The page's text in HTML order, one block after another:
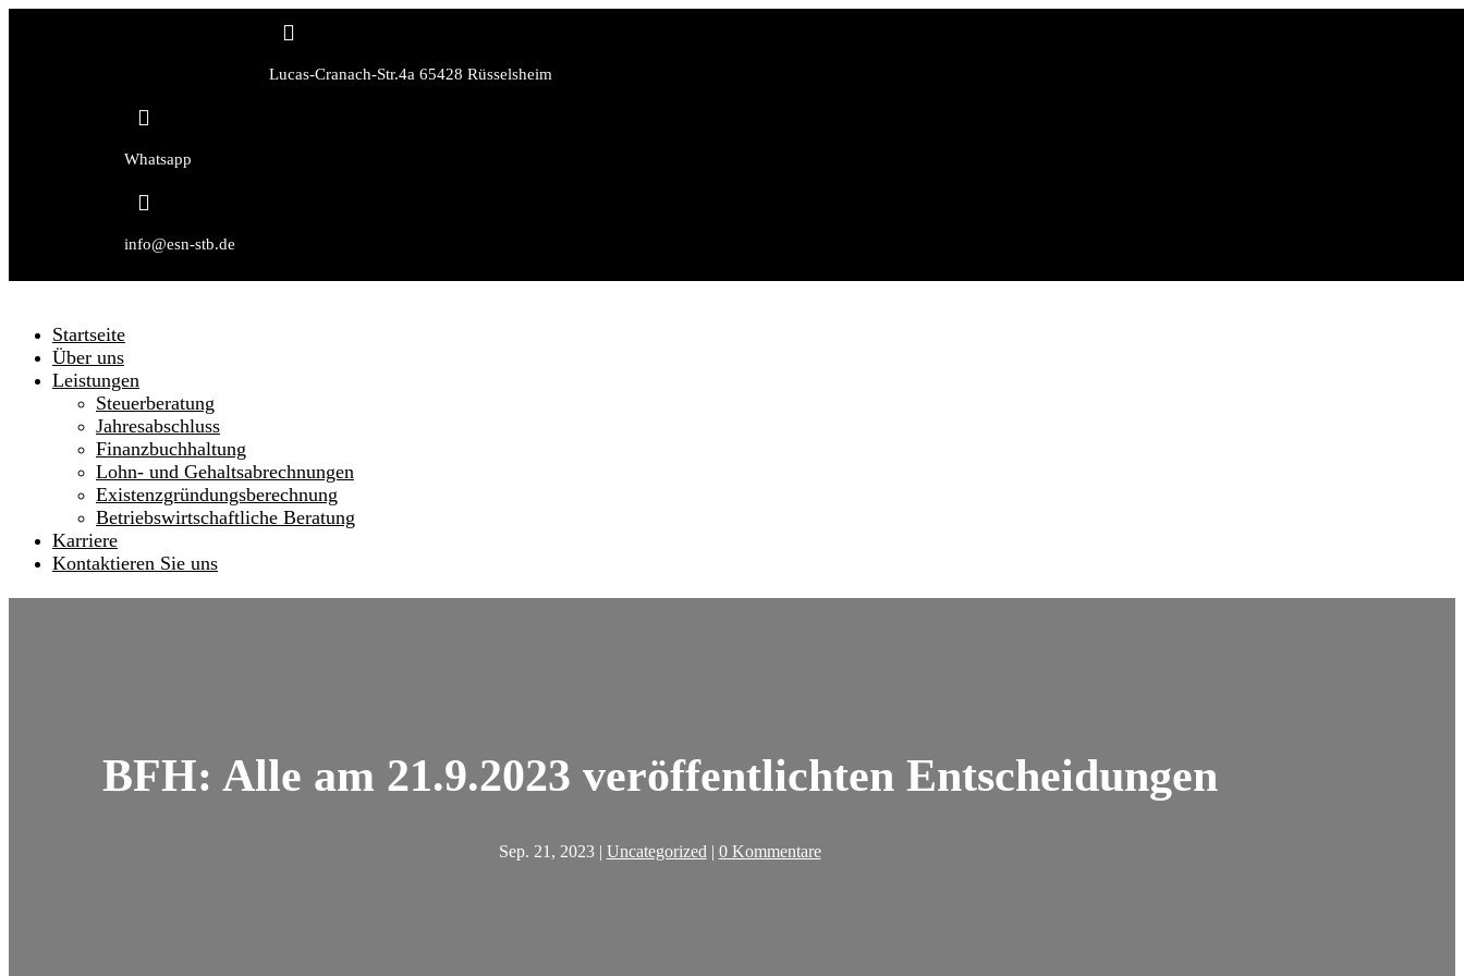

Lucas-Cranach-Str.4a 65428 Rüsselsheim

Whatsapp

info@esn-stb.de
Startseite
Über uns
Leistungen
Steuerberatung
Jahresabschluss
Finanzbuchhaltung
Lohn- und Gehaltsabrechnungen
Existenzgründungsberechnung
Betriebswirtschaftliche Beratung
Karriere
Kontaktieren Sie uns
BFH: Alle am 21.9.2023 veröffentlichten Entscheidungen
Sep. 21, 2023| Uncategorized| 0 Kommentare